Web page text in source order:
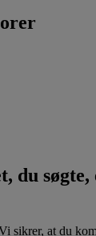
du
sikrer, at du